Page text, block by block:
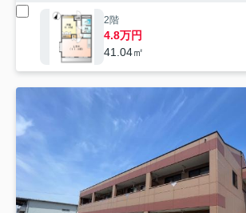
2階
4.8万円
41.04㎡